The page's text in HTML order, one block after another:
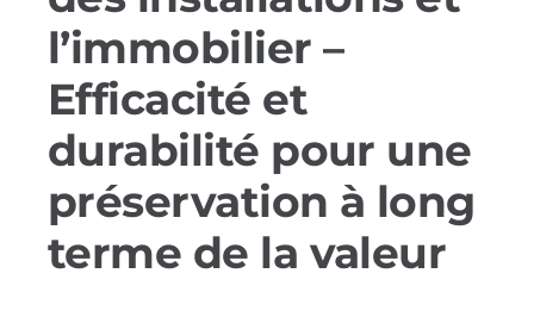
l’immobilier –
Efficacité et
durabilité pour une
préservation à long
terme de la valeur